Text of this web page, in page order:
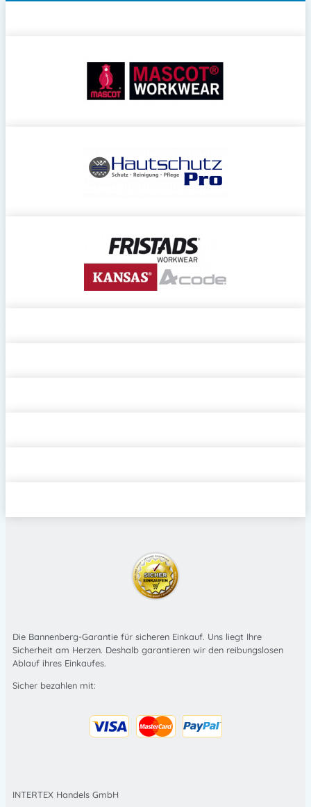
Die Bannenberg-Garantie für sicheren Einkauf. Uns liegt Ihre
Sicherheit am Herzen. Deshalb garantieren wir den reibungslosen
Ablauf ihres Einkaufes.
Sicher bezahlen mit:
INTERTEX Handels GmbH